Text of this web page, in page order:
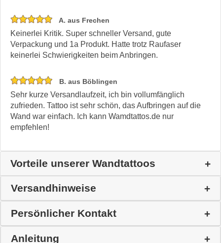
A. aus Frechen
Keinerlei Kritik. Super schneller Versand, gute
Verpackung und 1a Produkt. Hatte trotz Raufaser
keinerlei Schwierigkeiten beim Anbringen.
B. aus Böblingen
Sehr kurze Versandlaufzeit, ich bin vollumfänglich
zufrieden. Tattoo ist sehr schön, das Aufbringen auf die
Wand war einfach. Ich kann Wamdtattos.de nur
empfehlen!
Vorteile unserer Wandtattoos
Versandhinweise
Persönlicher Kontakt
Anleitung